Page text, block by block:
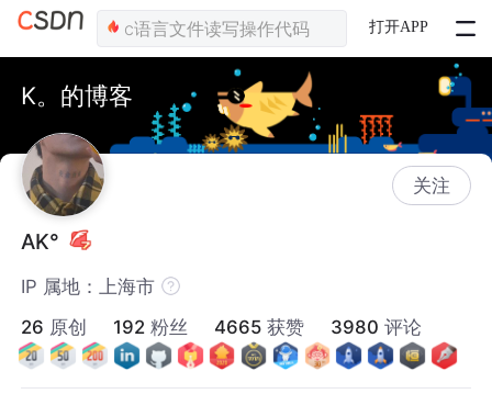
打开APP
K。的博客
关注
AK°
IP 属地：上海市
26 原创 192 粉丝 4665 获赞 3980 评论